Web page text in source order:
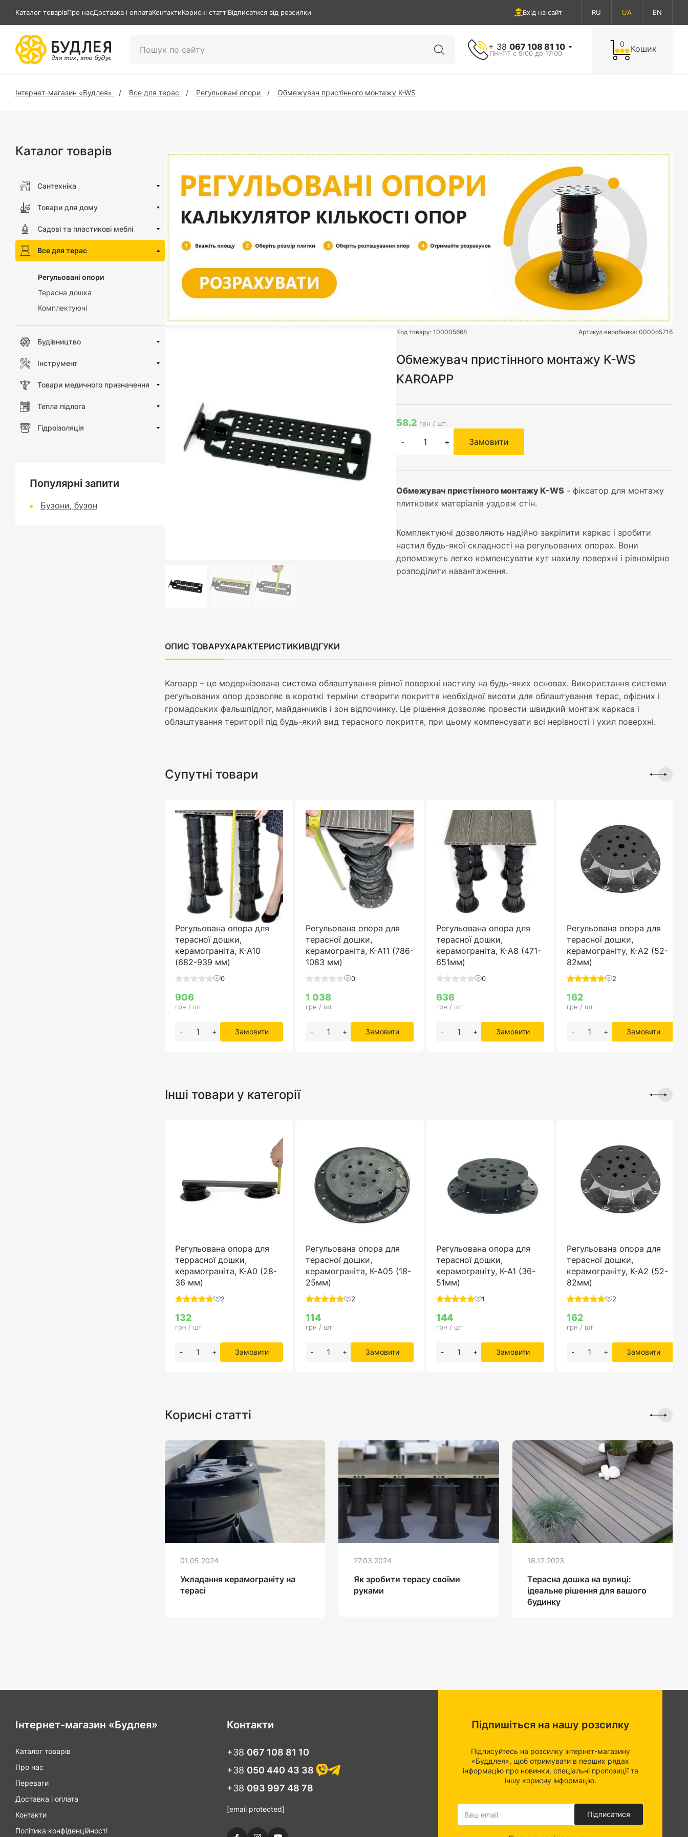
Каталог товарівПро насДоставка і оплатаКонтактиКорисні статтіВідписатися від розсилки Вхід на сайт RU UA EN
+ 38 067 108 81 10
ПН-ПТ с 9:00 до 17:00
0 Кошик
Інтернет-магазин «Будлея» Все для терас Регульовані опори Обмежувач пристінного монтажу K-WS
Каталог товарів
Сантехніка
Товари для дому
Садові та пластикові меблі
Все для терас
Регульовані опори
Терасна дошка
Комплектуючі
Будівництво
Інструмент
Товари медичного призначення
Тепла підлога
Гідроізоляція
Популярні запити
Бузони, бузон
Код товару:100005668 Артикул виробника: 0000o5716
Обмежувач пристінного монтажу K-WS
KAROAPP
58.2 грн / шт.
- + Замовити
Обмежувач пристінного монтажу K-WS - фіксатор для монтажу
плиткових матеріалів уздовж стін.
Комплектуючі дозволяють надійно закріпити каркас і зробити
настил будь-якої складності на регульованих опорах. Вони
допоможуть легко компенсувати кут нахилу поверхні і рівномірно
розподілити навантаження.
ОПИС ТОВАРУХАРАКТЕРИСТИКИВІДГУКИ
Karoapp – це модернізована система облаштування рівної поверхні настилу на будь-яких основах. Використання системи
регульованих опор дозволяє в короткі терміни створити покриття необхідної висоти для облаштування терас, офісних і
громадських фальшпідлог, майданчиків і зон відпочинку. Це рішення дозволяє провести швидкий монтаж каркаса і
облаштування території під будь-який вид терасного покриття, при цьому компенсувати всі нерівності і ухил поверхні.
Супутні товари
Регульована опора для
терасної дошки,
керамограніта, К-А10
(682-939 мм)
0
906
грн / шт
- + Замовити
Регульована опора для
терасної дошки,
керамограніта, К-А11 (786-
1083 мм)
0
1 038
грн / шт
- + Замовити
Регульована опора для
терасної дошки,
керамограніта, К-А8 (471-
651мм)
0
636
грн / шт
- + Замовити
Регульована опора для
терасної дошки,
керамограніту, К-А2 (52-
82мм)
2
162
грн / шт
- + Замовити
Інші товари у категорії
Регульована опора для
террасної дошки,
керамограніта, К-А0 (28-
36 мм)
2
132
грн / шт
- + Замовити
Регульована опора для
терасної дошки,
керамограніта, К-А05 (18-
25мм)
2
114
грн / шт
- + Замовити
Регульована опора для
терасної дошки,
керамограніту, К-А1 (36-
51мм)
1
144
грн / шт
- + Замовити
Регульована опора для
терасної дошки,
керамограніту, К-А2 (52-
82мм)
2
162
грн / шт
- + Замовити
Корисні статті
01.05.2024
Укладання керамограніту на
терасі
27.03.2024
Як зробити терасу своїми
руками
18.12.2023
Терасна дошка на вулиці:
ідеальне рішення для вашого
будинку
Інтернет-магазин «Будлея»
Каталог товарів
Про нас
Переваги
Доставка і оплата
Контакти
Політика конфіденційності
Контакти
+38 067 108 81 10
+38 050 440 43 38
+38 093 997 48 78
[email protected]
Підпишіться на нашу розсилку
Підписуйтесь на розсилку інтернет-магазину
«Буддлея», щоб отримувати в перших рядах
інформацію про новинки, спеціальні пропозиції та
іншу корисну інформацію.
Підписатися